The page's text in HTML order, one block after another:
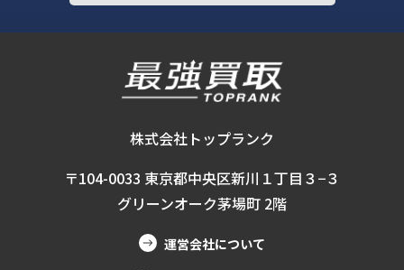
株式会社トップランク
〒104-0033 東京都中央区新川１丁目３−３
グリーンオーク茅場町 2階
運営会社について